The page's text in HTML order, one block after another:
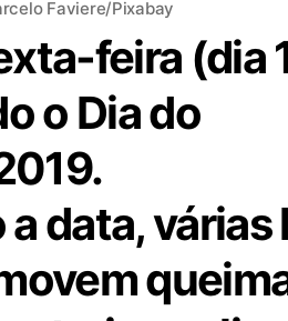
Faviere/Pixabay
feira (dia
o Dia do
data, várias